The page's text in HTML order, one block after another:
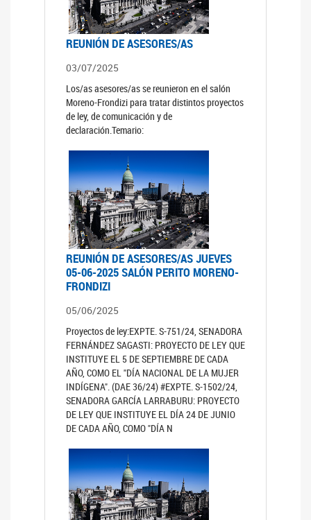
REUNIÓN DE ASESORES/AS
03/07/2025
Los/as asesores/as se reunieron en el salón
Moreno-Frondizi para tratar distintos proyectos
de ley, de comunicación y de
declaración.Temario:
REUNIÓN DE ASESORES/AS JUEVES
05-06-2025 SALÓN PERITO MORENO-
FRONDIZI
05/06/2025
Proyectos de ley:EXPTE. S-751/24, SENADORA
FERNÁNDEZ SAGASTI: PROYECTO DE LEY QUE
INSTITUYE EL 5 DE SEPTIEMBRE DE CADA
AÑO, COMO EL "DÍA NACIONAL DE LA MUJER
INDÍGENA". (DAE 36/24) #EXPTE. S-1502/24,
SENADORA GARCÍA LARRABURU: PROYECTO
DE LEY QUE INSTITUYE EL DÍA 24 DE JUNIO
DE CADA AÑO, COMO "DÍA N